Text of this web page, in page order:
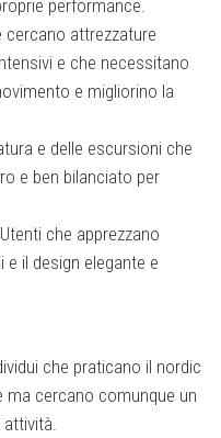
performance.
cercano attrezzature
e che necessitano
e migliorino la
e delle escursioni che
e ben bilanciato per
Utenti che apprezzano
il design elegante e
che praticano il nordic
ma cercano comunque un